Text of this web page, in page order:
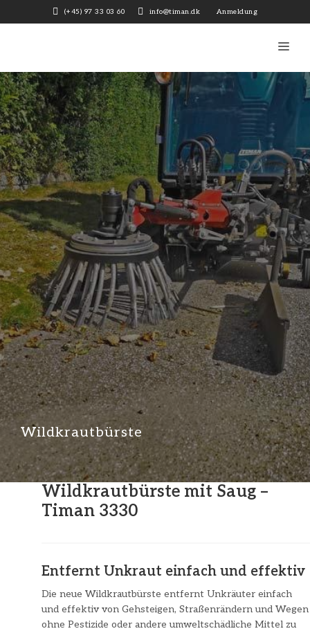
Inhalt
(+45) 97 33 03 60 info@timan.dk Anmeldung
Wildkrautbürste
Wildkrautbürste mit Saug –
Timan 3330
Entfernt Unkraut einfach und effektiv
Die neue Wildkrautbürste entfernt Unkräuter einfach
und effektiv von Gehsteigen, Straßenrändern und Wegen
ohne Pestizide oder andere umweltschädliche Mittel zu